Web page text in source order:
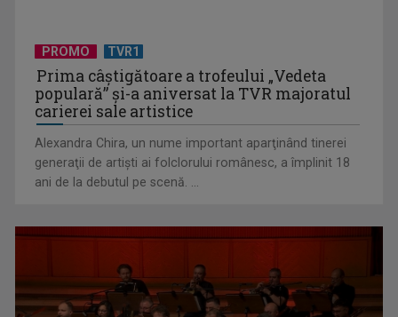
(P) Au sfidat toate prognozele într-o piață aflată sub
presiune. Povestea ...
PROMO TVR1
Prima câştigătoare a trofeului „Vedeta
populară” şi-a aniversat la TVR majoratul
carierei sale artistice
Alexandra Chira, un nume important aparţinând tinerei
generaţii de artişti ai folclorului românesc, a împlinit 18
ani de la debutul pe scenă. ...